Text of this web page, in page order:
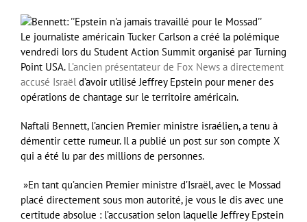
Le journaliste américain Tucker Carlson a créé la polémique
vendredi lors du Student Action Summit organisé par Turning
Point USA. L’ancien présentateur de Fox News a directement
accusé Israël d’avoir utilisé Jeffrey Epstein pour mener des
opérations de chantage sur le territoire américain.
Naftali Bennett, l’ancien Premier ministre israélien, a tenu à
démentir cette rumeur. Il a publié un post sur son compte X
qui a été lu par des millions de personnes.
»En tant qu’ancien Premier ministre d’Israël, avec le Mossad
placé directement sous mon autorité, je vous le dis avec une
certitude absolue : l’accusation selon laquelle Jeffrey Epstein